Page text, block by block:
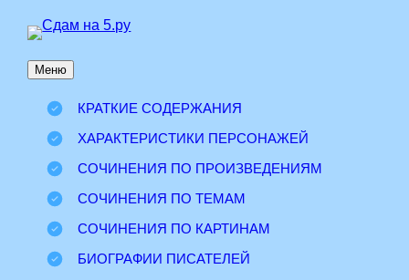
Перейти
содержимому
Меню
КРАТКИЕ СОДЕРЖАНИЯ
ХАРАКТЕРИСТИКИ ПЕРСОНАЖЕЙ
СОЧИНЕНИЯ ПО ПРОИЗВЕДЕНИЯМ
СОЧИНЕНИЯ ПО ТЕМАМ
СОЧИНЕНИЯ ПО КАРТИНАМ
БИОГРАФИИ ПИСАТЕЛЕЙ